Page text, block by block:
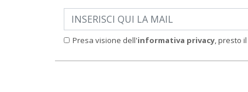
Presa visione dell'informativa privacy, presto